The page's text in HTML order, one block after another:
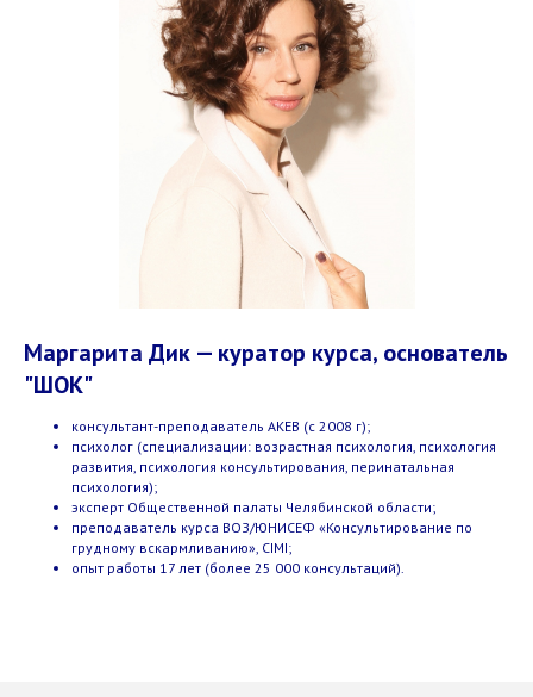
Маргарита Дик — куратор курса, основатель
"ШОК"
консультант-преподаватель АКЕВ (с 2008 г);
психолог (специализации: возрастная психология, психология
развития, психология консультирования, перинатальная
психология);
эксперт Общественной палаты Челябинской области;
преподаватель курса ВОЗ/ЮНИСЕФ «Консультирование по
грудному вскармливанию», CIMI;
опыт работы 17 лет (более 25 000 консультаций).